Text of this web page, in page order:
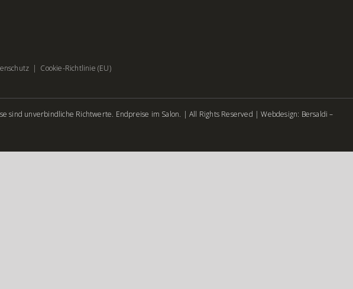
Cookie-Richtlinie (EU)
sind unverbindliche Richtwerte. Endpreise im Salon. | All Rights Reserved |Webdesign: Bersaldi –